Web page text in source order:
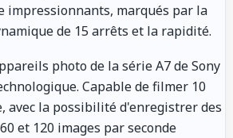
impressionnants, marqués par la
de 15 arrêts et la rapidité.
photo de la série A7 de Sony
Capable de filmer 10
avec la possibilité d'enregistrer des
et 120 images par seconde